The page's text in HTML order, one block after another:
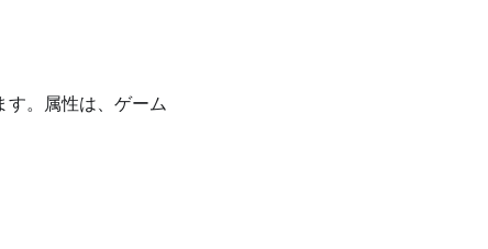
す。属性は、ゲーム